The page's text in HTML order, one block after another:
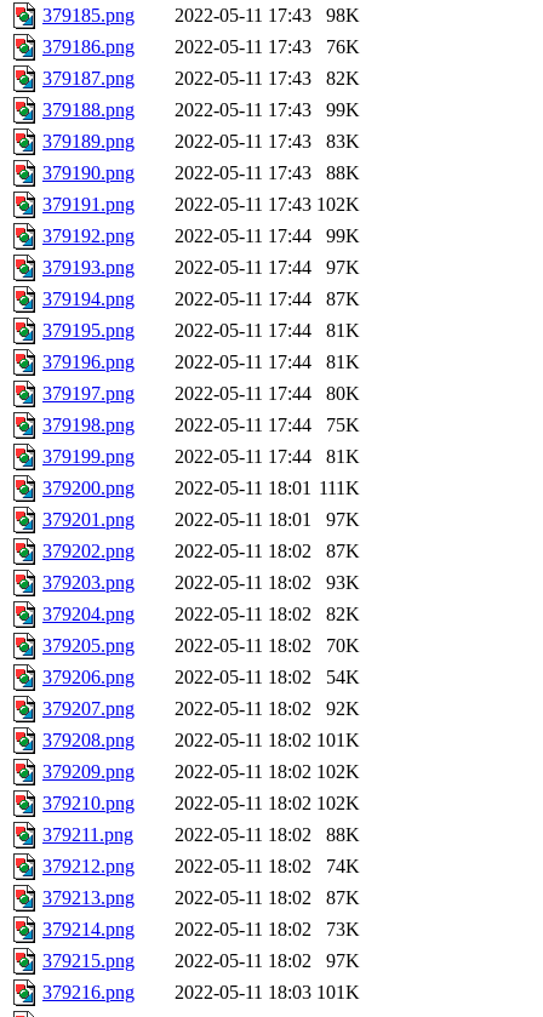
379185.png
2022-05-11 17:43
98K
379186.png
2022-05-11 17:43
76K
379187.png
2022-05-11 17:43
82K
379188.png
2022-05-11 17:43
99K
379189.png
2022-05-11 17:43
83K
379190.png
2022-05-11 17:43
88K
379191.png
2022-05-11 17:43 102K
379192.png
2022-05-11 17:44
99K
379193.png
2022-05-11 17:44
97K
379194.png
2022-05-11 17:44
87K
379195.png
2022-05-11 17:44
81K
379196.png
2022-05-11 17:44
81K
379197.png
2022-05-11 17:44
80K
379198.png
2022-05-11 17:44
75K
379199.png
2022-05-11 17:44
81K
379200.png
2022-05-11 18:01 111K
379201.png
2022-05-11 18:01
97K
379202.png
2022-05-11 18:02
87K
379203.png
2022-05-11 18:02
93K
379204.png
2022-05-11 18:02
82K
379205.png
2022-05-11 18:02
70K
379206.png
2022-05-11 18:02
54K
379207.png
2022-05-11 18:02
92K
379208.png
2022-05-11 18:02 101K
379209.png
2022-05-11 18:02 102K
379210.png
2022-05-11 18:02 102K
379211.png
2022-05-11 18:02
88K
379212.png
2022-05-11 18:02
74K
379213.png
2022-05-11 18:02
87K
379214.png
2022-05-11 18:02
73K
379215.png
2022-05-11 18:02
97K
379216.png
2022-05-11 18:03 101K